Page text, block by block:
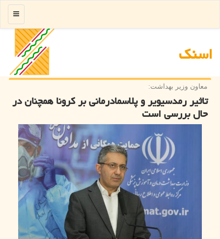
اسنك
منو
معاون وزیر بهداشت:
تاثیر رمدسیویر و پلاسمادرمانی بر كرونا همچنان در
حال بررسی است